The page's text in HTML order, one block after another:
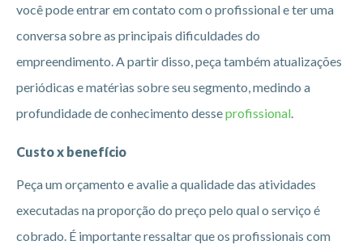
você pode entrar em contato com o profissional e ter uma
conversa sobre as principais dificuldades do
empreendimento. A partir disso, peça também atualizações
periódicas e matérias sobre seu segmento, medindo a
profundidade de conhecimento desseprofissional.
Custo x benefício
Peça um orçamento e avalie a qualidade das atividades
executadas na proporção do preço pelo qual o serviço é
cobrado. É importante ressaltar que os profissionais com